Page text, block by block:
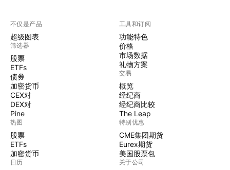
不仅是产品
超级图表
筛选器
股票
ETFs
债券
加密货币
CEX对
DEX对
Pine
热图
股票
ETFs
加密货币
日历
工具和订阅
功能特色
价格
市场数据
礼物方案
交易
概览
经纪商
经纪商比较
The Leap
特别优惠
CME集团期货
Eurex期货
美国股票包
关于公司